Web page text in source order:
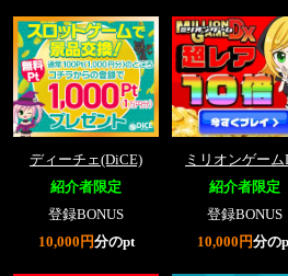
ディーチェ(DiCE)
紹介者限定
登録BONUS
10,000円分のpt
ミリオンゲーム
紹介者限定
登録BONUS
10,000円分の